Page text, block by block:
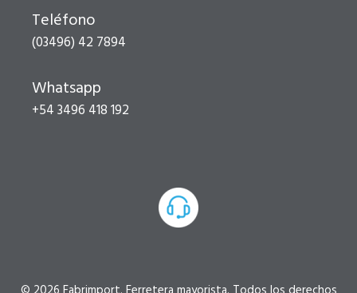
Teléfono
(03496) 42 7894
Whatsapp
+54 3496 418 192